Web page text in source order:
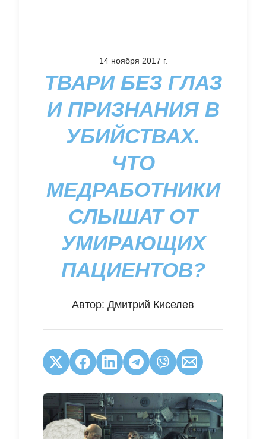
14 ноября 2017 г.
ТВАРИ БЕЗ ГЛАЗ
И ПРИЗНАНИЯ В
УБИЙСТВАХ.
ЧТО
МЕДРАБОТНИКИ
СЛЫШАТ ОТ
УМИРАЮЩИХ
ПАЦИЕНТОВ?
Автор: Дмитрий Киселев